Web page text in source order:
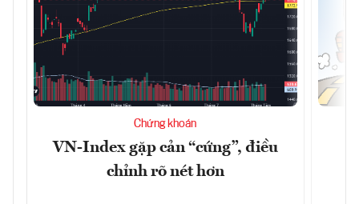
Chứng khoán
VN-Index gặp cản “cứng”, điều
chỉnh rõ nét hơn